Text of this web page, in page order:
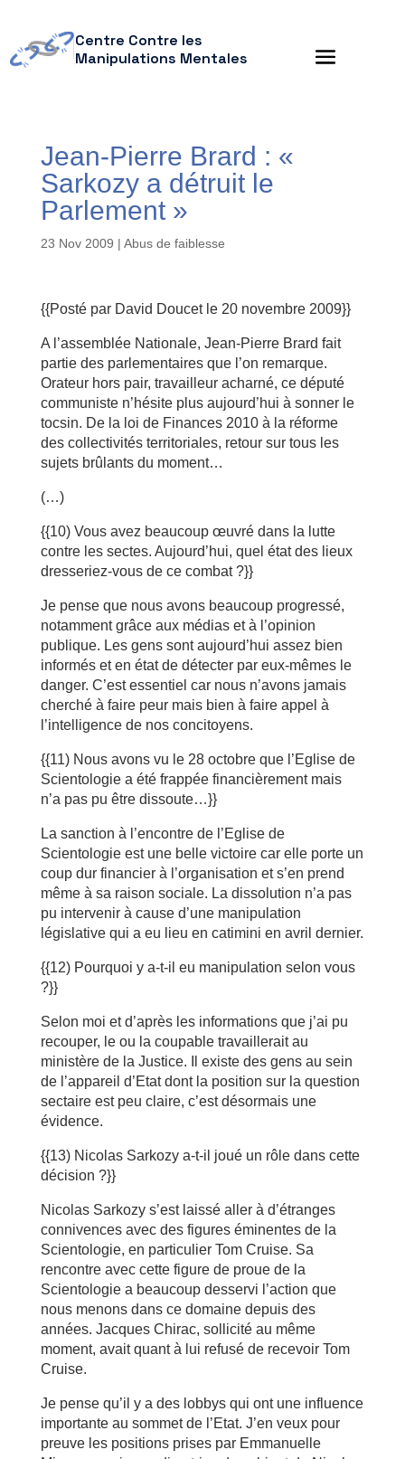
Centre Contre les
Manipulations Mentales
Jean-Pierre Brard : «
Sarkozy a détruit le
Parlement »
23 Nov 2009 | Abus de faiblesse
{{Posté par David Doucet le 20 novembre 2009}}
A l’assemblée Nationale, Jean-Pierre Brard fait
partie des parlementaires que l’on remarque.
Orateur hors pair, travailleur acharné, ce député
communiste n’hésite plus aujourd’hui à sonner le
tocsin. De la loi de Finances 2010 à la réforme
des collectivités territoriales, retour sur tous les
sujets brûlants du moment…
(…)
{{10) Vous avez beaucoup œuvré dans la lutte
contre les sectes. Aujourd’hui, quel état des lieux
dresseriez-vous de ce combat ?}}
Je pense que nous avons beaucoup progressé,
notamment grâce aux médias et à l’opinion
publique. Les gens sont aujourd’hui assez bien
informés et en état de détecter par eux-mêmes le
danger. C’est essentiel car nous n’avons jamais
cherché à faire peur mais bien à faire appel à
l’intelligence de nos concitoyens.
{{11) Nous avons vu le 28 octobre que l’Eglise de
Scientologie a été frappée financièrement mais
n’a pas pu être dissoute…}}
La sanction à l’encontre de l’Eglise de
Scientologie est une belle victoire car elle porte un
coup dur financier à l’organisation et s’en prend
même à sa raison sociale. La dissolution n’a pas
pu intervenir à cause d’une manipulation
législative qui a eu lieu en catimini en avril dernier.
{{12) Pourquoi y a-t-il eu manipulation selon vous
?}}
Selon moi et d’après les informations que j’ai pu
recouper, le ou la coupable travaillerait au
ministère de la Justice. Il existe des gens au sein
de l’appareil d’Etat dont la position sur la question
sectaire est peu claire, c’est désormais une
évidence.
{{13) Nicolas Sarkozy a-t-il joué un rôle dans cette
décision ?}}
Nicolas Sarkozy s’est laissé aller à d’étranges
connivences avec des figures éminentes de la
Scientologie, en particulier Tom Cruise. Sa
rencontre avec cette figure de proue de la
Scientologie a beaucoup desservi l’action que
nous menons dans ce domaine depuis des
années. Jacques Chirac, sollicité au même
moment, avait quant à lui refusé de recevoir Tom
Cruise.
Je pense qu’il y a des lobbys qui ont une influence
importante au sommet de l’Etat. J’en veux pour
preuve les positions prises par Emmanuelle